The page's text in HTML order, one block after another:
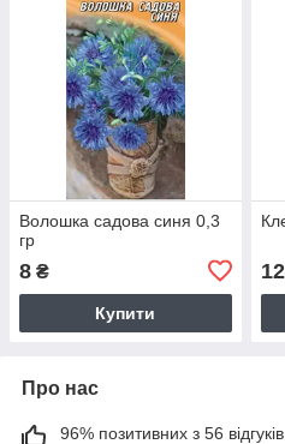
Волошка садова синя 0,3
гр
8 ₴
Купити
12
Про нас
96% позитивних з 56 відгуків